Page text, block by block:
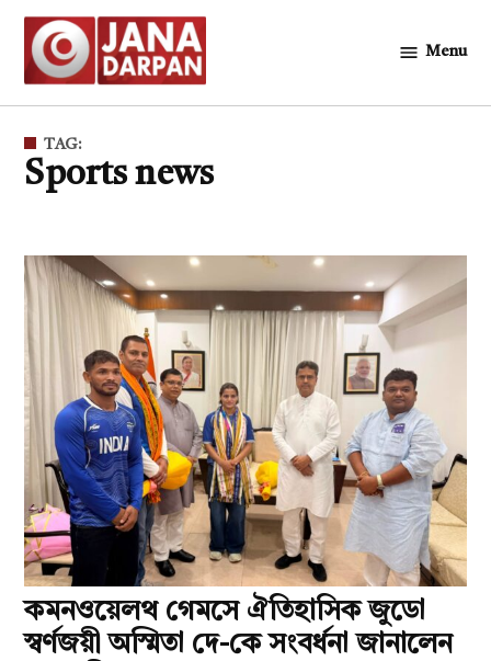
Skip
content
Menu
TAG:
Sports news
কমনওয়েলথ গেমসে ঐতিহাসিক জুডো
স্বর্ণজয়ী অস্মিতা দে-কে সংবর্ধনা জানালেন